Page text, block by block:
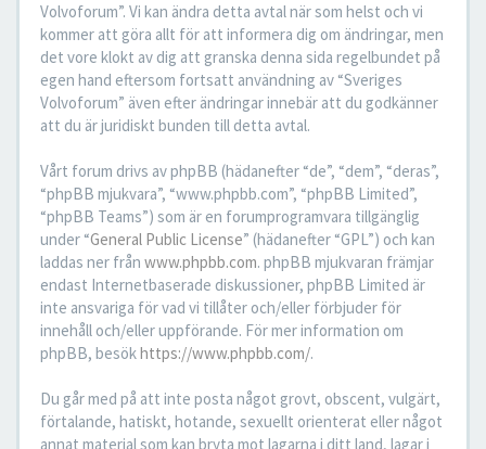
Volvoforum”. Vi kan ändra detta avtal när som helst och vi
kommer att göra allt för att informera dig om ändringar, men
det vore klokt av dig att granska denna sida regelbundet på
egen hand eftersom fortsatt användning av “Sveriges
Volvoforum” även efter ändringar innebär att du godkänner
att du är juridiskt bunden till detta avtal.
Vårt forum drivs av phpBB (hädanefter “de”, “dem”, “deras”,
“phpBB mjukvara”, “www.phpbb.com”, “phpBB Limited”,
“phpBB Teams”) som är en forumprogramvara tillgänglig
under “General Public License” (hädanefter “GPL”) och kan
laddas ner från www.phpbb.com. phpBB mjukvaran främjar
endast Internetbaserade diskussioner, phpBB Limited är
inte ansvariga för vad vi tillåter och/eller förbjuder för
innehåll och/eller uppförande. För mer information om
phpBB, besökhttps://www.phpbb.com/.
Du går med på att inte posta något grovt, obscent, vulgärt,
förtalande, hatiskt, hotande, sexuellt orienterat eller något
annat material som kan bryta mot lagarna i ditt land, lagar i